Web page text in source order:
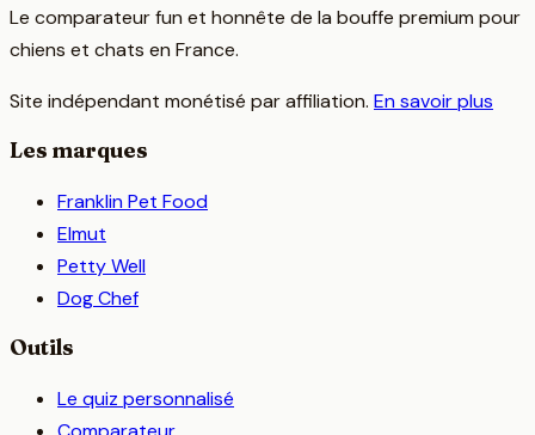
Le comparateur fun et honnête de la bouffe premium pour
chiens et chats en France.
Site indépendant monétisé par affiliation. En savoir plus
Les marques
Franklin Pet Food
Elmut
Petty Well
Dog Chef
Outils
Le quiz personnalisé